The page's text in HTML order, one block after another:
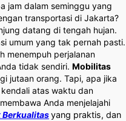
jam dalam seminggu yang
transportasi di Jakarta?
datang di tengah hujan.
umum yang tak pernah pasti.
menempuh perjalanan
tidak sendiri. Mobilitas
jutaan orang. Tapi, apa jika
atas waktu dan
Anda menjelajahi
Berkualitasyang praktis, dan